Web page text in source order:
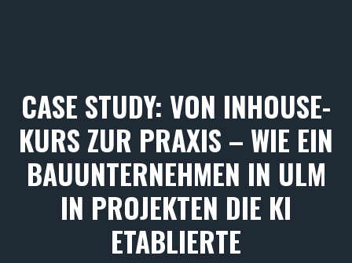
CASE STUDY: VON INHOUSE-
KURS ZUR PRAXIS – WIE EIN
BAUUNTERNEHMEN IN ULM
IN PROJEKTEN DIE KI
ETABLIERTE